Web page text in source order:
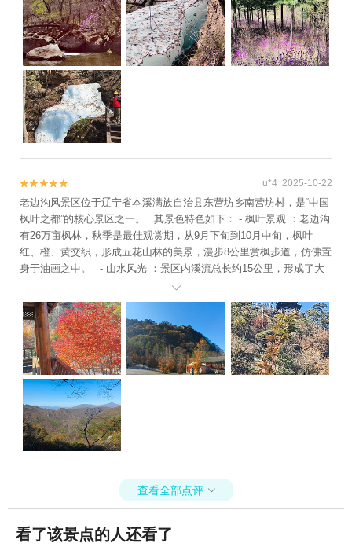

 u*4 2025-10-22
老边沟风景区位于辽宁省本溪满族自治县东营坊乡南营坊村，是“中国
枫叶之都”的核心景区之一。 其景色特色如下： - 枫叶景观 ：老边沟
有26万亩枫林，秋季是最佳观赏期，从9月下旬到10月中旬，枫叶
红、橙、黄交织，形成五花山林的美景，漫步8公里赏枫步道，仿佛置
身于油画之中。 - 山水风光 ：景区内溪流总长约15公里，形成了大
小瀑布二十余处，如拥硌河游览区的萦水湾玉瀑飞悬，三叠瀑水流经
三层岩石跌落，在阳光折射下常现彩虹。河水清澈见底，与周围的山
林、巨石相互映衬，构成了“水在石上流，人在画中游”的美妙意境。
- 奇峰异石 ：老边沟的石阵坡游赏区有近千亩巨石群，如聚仙峰、虎
头峰等，这些巨石在地球运动及重力作用下，形成了独特的石坡、石
阵、石堆景观。万象谷游览区也有揖客门、巨蟾湾、老麦垛等奇峰怪
石，揖客门形似门状，巨蟾湾岸边巨石侧看如巨蛙，老麦垛圆如大
钟，高若古塔。 - 四季景致 ：春季杜鹃花开满山谷，粉白色的花海
与青翠山林相映成趣；夏季无酷暑，是避暑天堂，森林覆盖率高达9
8%，漫步木栈道，可享受清新的空气和清凉的溪水；冬季银装素裹，
冰挂玉树形成梦幻的冰雪世界。

查看全部点评 
看了该景点的人还看了